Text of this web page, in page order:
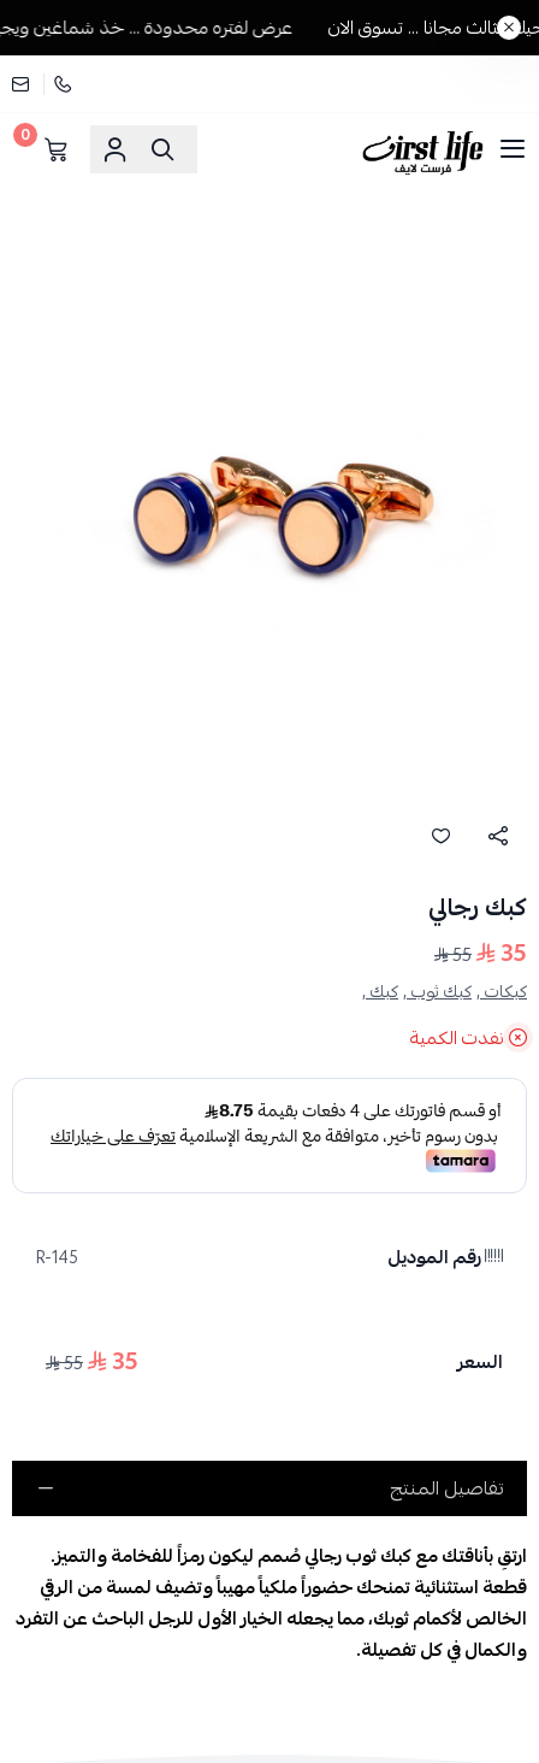
مجانا ... تسوق الان عرض لفتره محدودة ... خذ شماغين ويجيك
فرست لايف للمستلزمات الرجالية
0
كبك رجالي
35
55
كبكات ,كبك ثوب ,كبك ,
نفدت الكمية
رقم الموديل R-145
السعر 35
55
تفاصيل المنتج
ارتقِ بأناقتك مع كبك ثوب رجالي صُمم ليكون رمزاً للفخامة والتميز.
قطعة استثنائية تمنحك حضوراً ملكياً مهيباً وتضيف لمسة من الرقي
الخالص لأكمام ثوبك، مما يجعله الخيار الأول للرجل الباحث عن التفرد
والكمال في كل تفصيلة.